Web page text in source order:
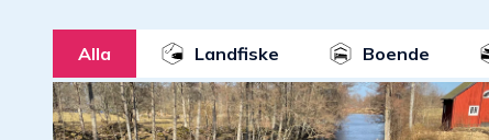
Alla Landfiske Boende